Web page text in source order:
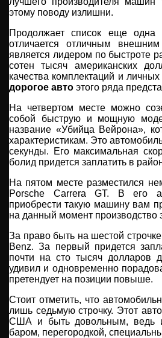
этому поводу излишни.
Продолжает список еще одна
отличается отличным
является лидером по быстроте
сотен тысяч американских
качества комплектаций и
дорогое авто этого ряда
На четвертом месте можно
собой быструю и мощную
название «Убийца Вейрона»,
характеристикам. Это
секунды. Его максимальная
болид придется заплатить в
На пятом месте разместился
Porsche Carrera GT. В его
приобрести такую машину вам
на данный момент производство
За право быть на шестой
Benz. За первый придется
почти на сто тысяч долларов
удивил и одновременно
претендует на позиции повыше.
Стоит отметить, что
лишь седьмую строчку. Этот
США и быть довольным, ведь
баром, перегородкой,